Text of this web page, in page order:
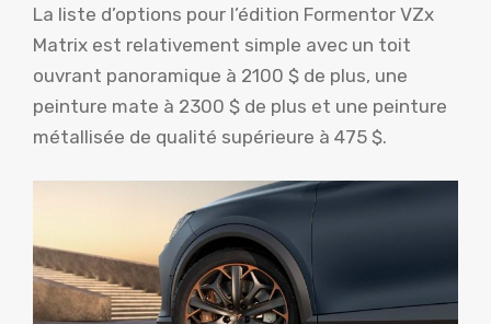
La liste d’options pour l’édition Formentor VZx
Matrix est relativement simple avec un toit
ouvrant panoramique à 2100 $ de plus, une
peinture mate à 2300 $ de plus et une peinture
métallisée de qualité supérieure à 475 $.